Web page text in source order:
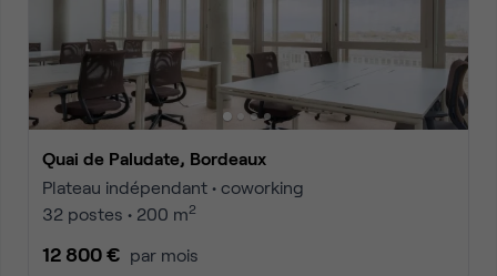
Quai de Paludate, Bordeaux
Plateau indépendant • coworking
32 postes • 200 m2
12 800 € par mois